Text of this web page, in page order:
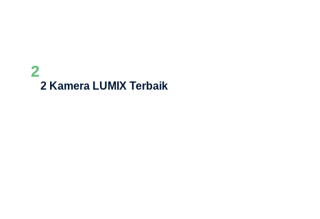
2
2 Kamera LUMIX Terbaik